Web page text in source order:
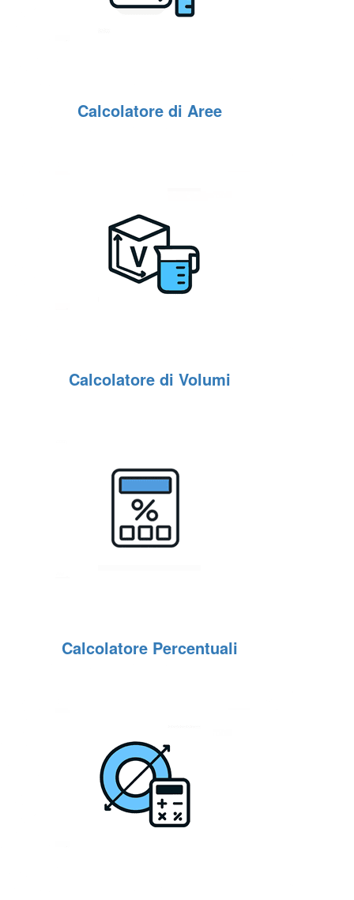
Calcolatore di Aree
Calcolatore di Volumi
Calcolatore Percentuali